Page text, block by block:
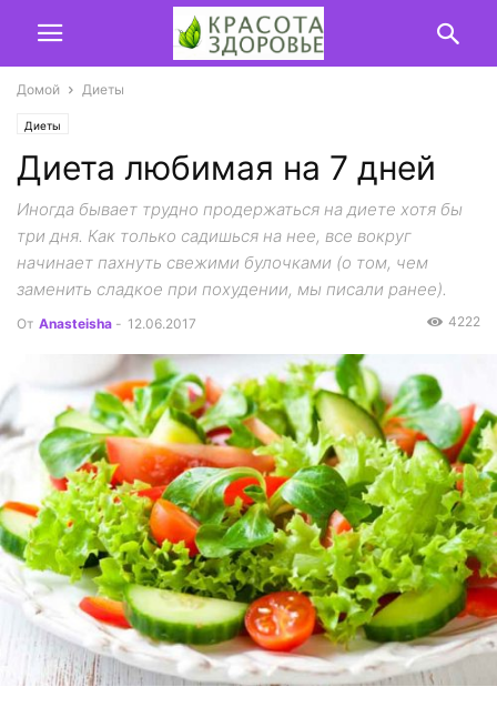
Домой Диеты
Диеты
Диета любимая на 7 дней
Иногда бывает трудно продержаться на диете хотя бы
три дня. Как только садишься на нее, все вокруг
начинает пахнуть свежими булочками (о том, чем
заменить сладкое при похудении, мы писали ранее).
От Anasteisha - 12.06.2017 4222